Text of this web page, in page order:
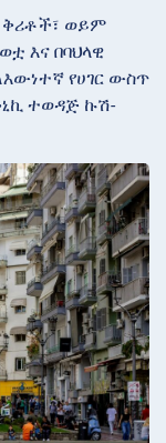
ቅሪቶች፣ ወይም
እና በባህላዊ
የሀገር ውስጥ
ተወዳጅ ኩሽ-